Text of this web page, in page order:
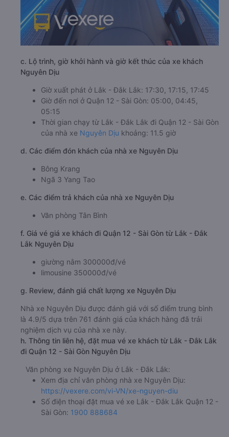
c. Lộ trình, giờ khởi hành và giờ kết thúc của xe khách
Nguyên Dịu
Giờ xuất phát ở Lắk - Đắk Lắk: 17:30, 17:15, 17:45
Giờ đến nơi ở Quận 12 - Sài Gòn: 05:00, 04:45,
05:15
Thời gian chạy từ Lắk - Đắk Lắk đi Quận 12 - Sài Gòn
của nhà xe Nguyên Dịu khoảng: 11.5 giờ
d. Các điểm đón khách của nhà xe Nguyên Dịu
Bông Krang
Ngã 3 Yang Tao
e. Các điểm trả khách của nhà xe Nguyên Dịu
Văn phòng Tân Bình
f. Giá vé giá xe khách đi Quận 12 - Sài Gòn từ Lắk - Đắk
Lắk Nguyên Dịu
giường nằm 300000đ/vé
limousine 350000đ/vé
g. Review, đánh giá chất lượng xe Nguyên Dịu
Nhà xe Nguyên Dịu được đánh giá với số điểm trung bình
là 4.9/5 dựa trên 761 đánh giá của khách hàng đã trải
nghiệm dịch vụ của nhà xe này.
h. Thông tin liên hệ, đặt mua vé xe khách từ Lắk - Đắk Lắk
đi Quận 12 - Sài Gòn Nguyên Dịu
Văn phòng xe Nguyên Dịu ở Lắk - Đắk Lắk:
Xem địa chỉ văn phòng nhà xe Nguyên Dịu:
https://vexere.com/vi-VN/xe-nguyen-diu
Số điện thoại đặt mua vé xe Lắk - Đắk Lắk Quận 12 -
Sài Gòn: 1900 888684